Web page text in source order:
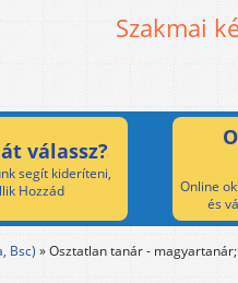
Szakmai
válassz?
segít kideríteni,
Hozzád
Online
és
Bsc) »Osztatlan tanár -